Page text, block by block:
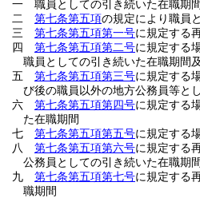
一
職員としての引き続いた在職期間
二
第七条第五項の規定により職員
三
第七条第五項第一号に規定する
四
第七条第五項第二号に規定する
職員としての引き続いた在職期間
五
第七条第五項第三号に規定する
び後の職員以外の地方公務員等と
六
第七条第五項第四号に規定する
た在職期間
七
第七条第五項第五号に規定する
八
第七条第五項第六号に規定する
公務員としての引き続いた在職期間
九
第七条第五項第七号に規定する
職期間